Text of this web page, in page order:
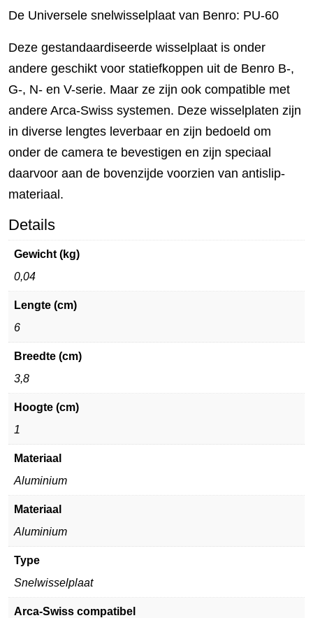
De Universele snelwisselplaat van Benro: PU-60
Deze gestandaardiseerde wisselplaat is onder
andere geschikt voor statiefkoppen uit de Benro B-,
G-, N- en V-serie. Maar ze zijn ook compatible met
andere Arca-Swiss systemen. Deze wisselplaten zijn
in diverse lengtes leverbaar en zijn bedoeld om
onder de camera te bevestigen en zijn speciaal
daarvoor aan de bovenzijde voorzien van antislip-
materiaal.
Details
Gewicht (kg)
0,04
Lengte (cm)
6
Breedte (cm)
3,8
Hoogte (cm)
1
Materiaal
Aluminium
Materiaal
Aluminium
Type
Snelwisselplaat
Arca-Swiss compatibel